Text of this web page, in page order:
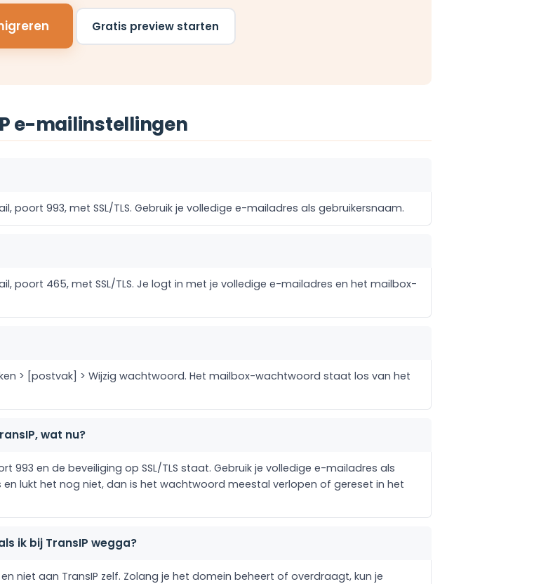
Gratis preview starten
e-mailinstellingen
poort 993, met SSL/TLS. Gebruik je volledige e-mailadres als gebruikersnaam.
poort 465, met SSL/TLS. Je logt in met je volledige e-mailadres en het mailbox-
> [postvak] > Wijzig wachtwoord. Het mailbox-wachtwoord staat los van het
wat nu?
en de beveiliging op SSL/TLS staat. Gebruik je volledige e-mailadres als
lukt het nog niet, dan is het wachtwoord meestal verlopen of gereset in het
ik bij TransIP wegga?
niet aan TransIP zelf. Zolang je het domein beheert of overdraagt, kun je